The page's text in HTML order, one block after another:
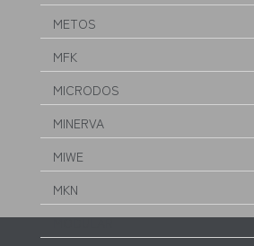
METOS
MFK
MICRODOS
MINERVA
MIWE
MKN
MODULAR